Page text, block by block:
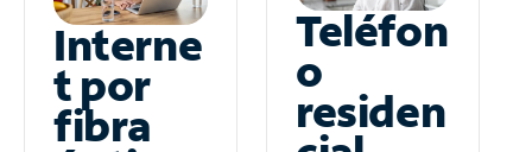
Interne
t por
fibra
Teléfon
o
residen